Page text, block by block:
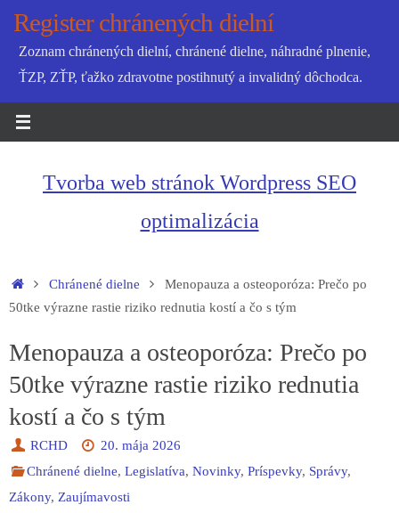
SkipRegister chránených dielní
Zoznam chránených dielní, chránené dielne, náhradné plnenie,
ŤZP, ZŤP, ťažko zdravotne postihnutý a invalidný dôchodca.
Tvorba web stránok Wordpress SEO
optimalizácia
HomeChránené dielne
Menopauza a osteoporóza: Prečo po
50tke výrazne rastie riziko rednutia kostí a čo s tým
Menopauza a osteoporóza: Prečo po
50tke výrazne rastie riziko rednutia
kostí a čo s tým
RCHD
20. mája 2026
Chránené dielne,Legislatíva,Novinky,Príspevky, Správy,
Zákony, Zaujímavosti